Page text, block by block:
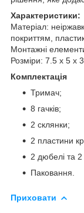
Характеристики:
Матеріал:
покриттям,
Монтажні
Розміри: 7.5 х 5 х
Комплектація
Тримач;
8 гачків;
2 склянки;
2 пластини
2 дюбелі та 2
Паковання.
Приховати